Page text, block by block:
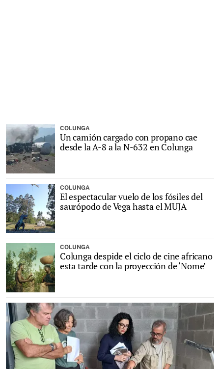
COLUNGA
Un camión cargado con propano cae
desde la A-8 a la N-632 en Colunga
COLUNGA
El espectacular vuelo de los fósiles del
saurópodo de Vega hasta el MUJA
COLUNGA
Colunga despide el ciclo de cine africano
esta tarde con la proyección de ‘Nome’